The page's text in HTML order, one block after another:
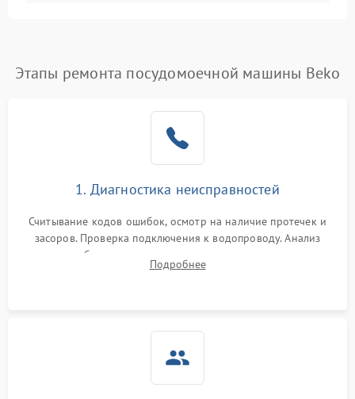
воды
1800 ₽ Подробнее →
Проблемы с
Этапы ремонта посудомоечной машины Beko
1. Диагностика неисправностей
Считывание кодов ошибок, осмотр на наличие протечек и
засоров. Проверка подключения к водопроводу. Анализ
жалоб на отсутствие слива, нагрева, вращения
разбрызгивателей или срабатывание системы защиты
Подробнее